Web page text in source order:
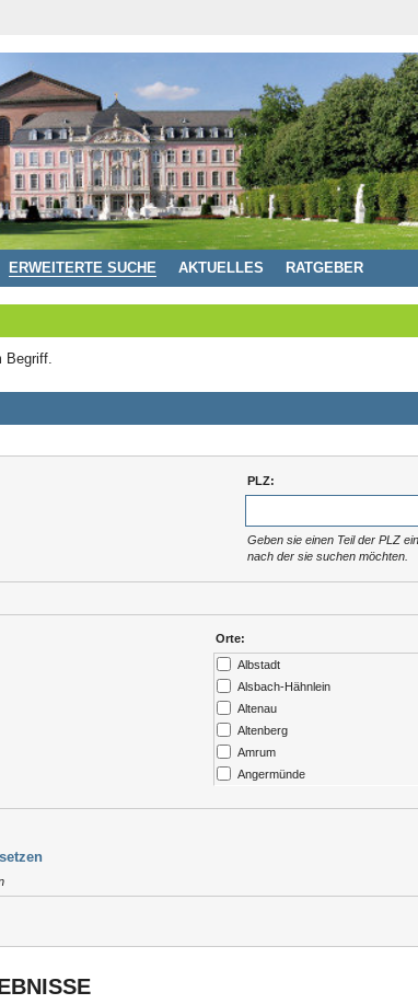
ERWEITERTE SUCHE AKTUELLES RATGEBER
Begriff.
PLZ:
Geben sie einen Teil der PLZ
nach der sie suchen möchten.
Orte:
Albstadt
Alsbach-Hähnlein
Altenau
Altenberg
Amrum
Angermünde
Aulendorf